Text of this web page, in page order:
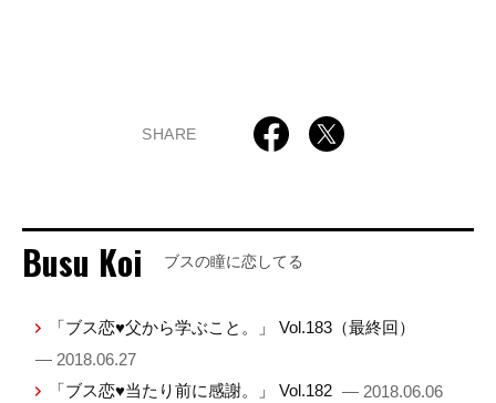
SHARE
Busu Koi ブスの瞳に恋してる
「ブス恋♥父から学ぶこと。」 Vol.183（最終回）
— 2018.06.27
「ブス恋♥当たり前に感謝。」 Vol.182 — 2018.06.06